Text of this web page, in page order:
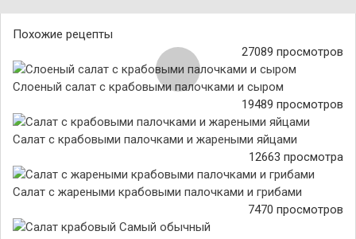
Похожие рецепты
27089 просмотров
Слоеный салат с крабовыми палочками и сыром
19489 просмотров
Салат с крабовыми палочками и жареными яйцами
12663 просмотра
Салат с жареными крабовыми палочками и грибами
7470 просмотров